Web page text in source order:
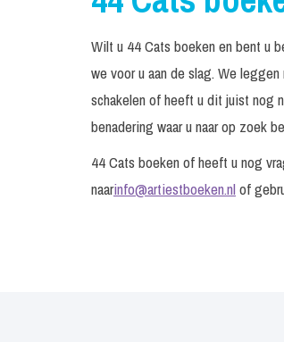
Wilt u 44 Cats boeken en bent u
we voor u aan de slag. We
schakelen of heeft u dit juist nog
benadering waar u naar op zoek
44 Cats boeken of heeft u nog
naarinfo@artiestboeken.nlof